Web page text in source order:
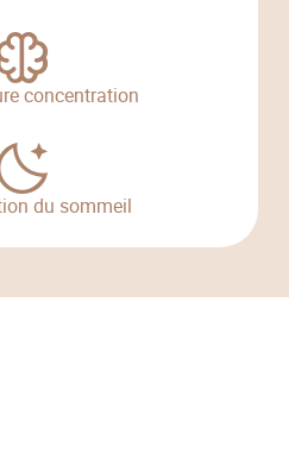
concentration
du sommeil